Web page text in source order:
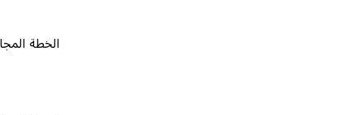
الخطة المجانية ٠